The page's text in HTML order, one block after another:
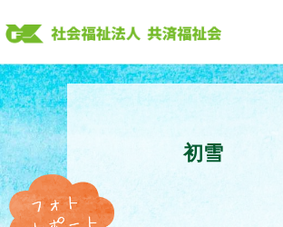
to
content
初雪